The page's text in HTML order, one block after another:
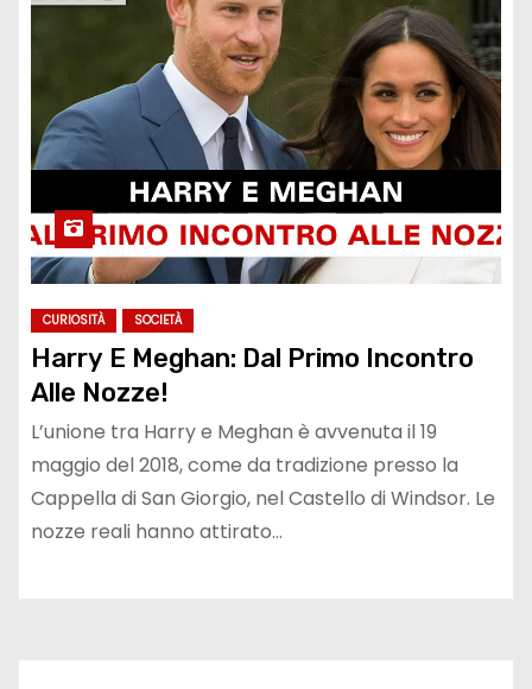
CURIOSITÀ SOCIETÀ
Harry E Meghan: Dal Primo Incontro
Alle Nozze!
L’unione tra Harry e Meghan è avvenuta il 19
maggio del 2018, come da tradizione presso la
Cappella di San Giorgio, nel Castello di Windsor. Le
nozze reali hanno attirato…